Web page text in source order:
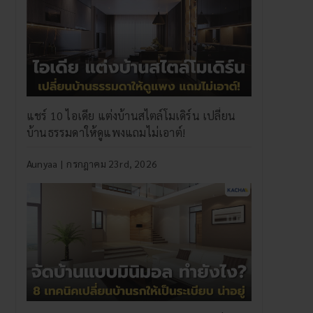
แชร์ 10 ไอเดีย แต่งบ้านสไตล์โมเดิร์น เปลี่ยน
บ้านธรรมดาให้ดูแพงแถมไม่เอาต์!
Aunyaa | กรกฎาคม 23rd, 2026